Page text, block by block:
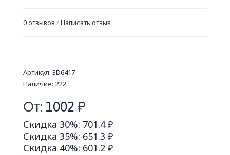
0 отзывов /Написать отзыв
Артикул: 3D6417
Наличие: 222
От: 1002 ₽
Скидка 30%: 701.4 ₽
Скидка 35%: 651.3 ₽
Скидка 40%: 601.2 ₽